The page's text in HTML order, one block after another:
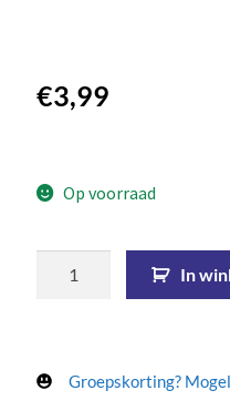
€3,99
Op voorraad
In
Groepskorting?